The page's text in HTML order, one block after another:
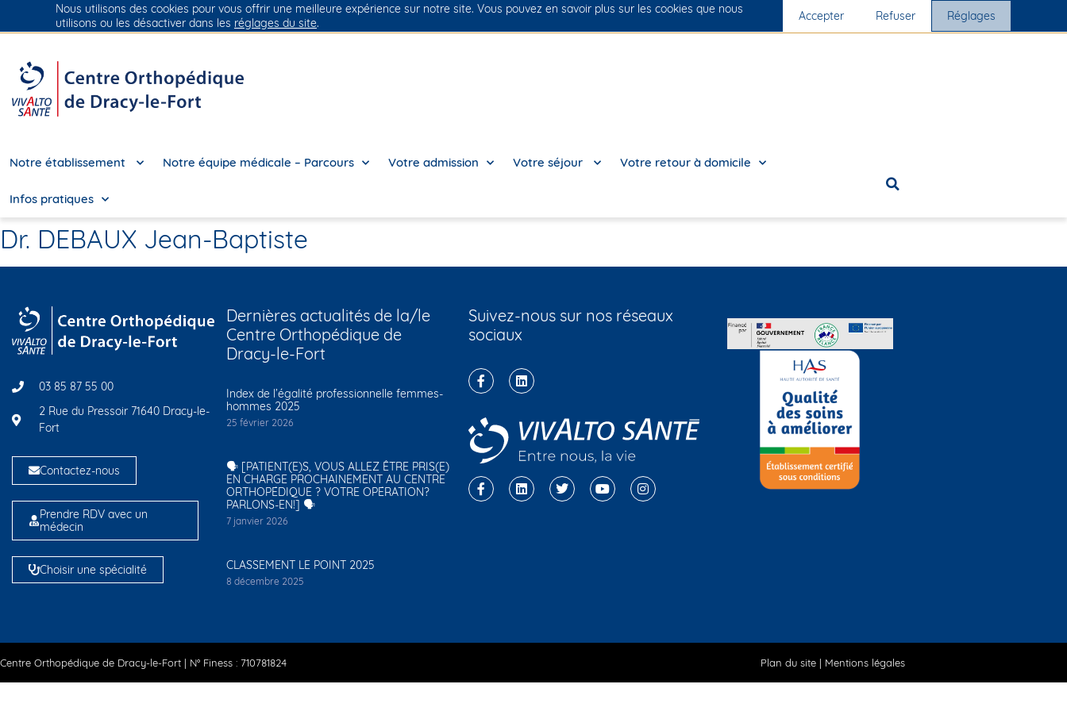
Groupe Vivalto Santé Entre nous, la vie Nos cliniques Nous rejoindre
Notre établissement Notre équipe médicale – Parcours Votre admission Votre séjour Votre retour à domicile
Infos pratiques
Dr. DEBAUX Jean-Baptiste
03 85 87 55 00
2 Rue du Pressoir 71640 Dracy-le-
Fort
Contactez-nous
Prendre RDV avec un
médecin
Choisir une spécialité
Dernières actualités de la/le
Centre Orthopédique de
Dracy-le-Fort
Index de l’égalité professionnelle femmes-
hommes 2025
25 février 2026
🗣️ [PATIENT(E)S, VOUS ALLEZ ÊTRE PRIS(E)
EN CHARGE PROCHAINEMENT AU CENTRE
ORTHOPÉDIQUE ? VOTRE OPÉRATION?
PARLONS-EN!] 🗣️
7 janvier 2026
CLASSEMENT LE POINT 2025
8 décembre 2025
Suivez-nous sur nos réseaux
sociaux
Centre Orthopédique de Dracy-le-Fort | N° Finess : 710781824 Plan du site | Mentions légales
Nous utilisons des cookies pour vous offrir une meilleure expérience sur notre site. Vous pouvez en savoir plus sur les cookies que nous
utilisons ou les désactiver dans les réglages du site. Accepter Refuser Réglages